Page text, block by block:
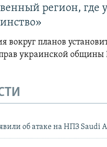
регион, где
вокруг планов
украинской
об атаке на НПЗ Saudi